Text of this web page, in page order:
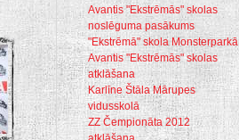
Avantis "Ekstrēmās" skolas
noslēguma pasākums
"Ekstrēmā" skola Monsterparkā
Avantis "Ekstrēmās" skolas
atklāšana
Karlīne Štāla Mārupes
vidusskolā
ZZ Čempionāta 2012